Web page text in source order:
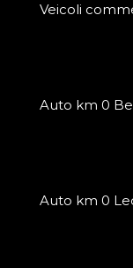
Veicoli
Auto km 0
Auto km 0